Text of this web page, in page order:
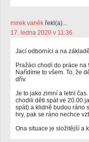
mirek vaněk řekl(a)...
17. ledna 2020 v 11:36
Jací odborníci a na
Pražáci chodí do práce
Nařídíme to všem. To, že
dřív.
Je to jako zimní a letní
chodili děti spát ve 20.00
spát) a klidně budou ráno
hry, pak se ráno nechce
Ona situace je složitější a